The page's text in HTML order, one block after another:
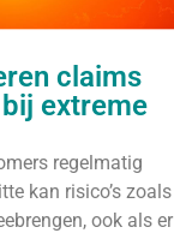
claims
extreme
regelmatig
kan risico’s zoals
ook als er